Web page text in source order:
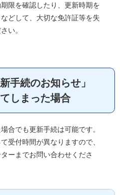
限を確認したり、更新時期を
どして、大切な免許証等を失
い。
手続のお知らせ」
しまった場合
合でも更新手続は可能です。
受付時間が異なりますので、
ーまでお問い合わせくださ